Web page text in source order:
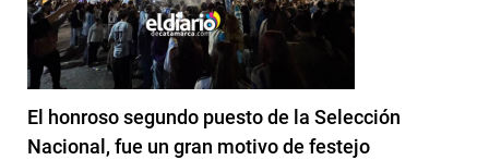
El honroso segundo puesto de la Selección
Nacional, fue un gran motivo de festejo